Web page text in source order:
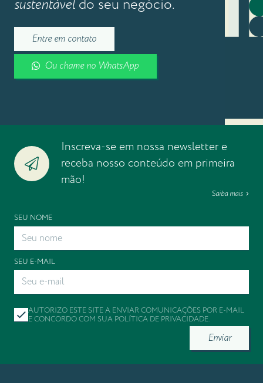
sustentável do seu negócio.
Entre em contato
Ou chame no WhatsApp
Inscreva-se em nossa newsletter e
receba nosso conteúdo em primeira
mão!
Saiba mais
SEU NOME
SEU E-MAIL
AUTORIZO ESTE SITE A ENVIAR COMUNICAÇÕES POR E-MAIL
E CONCORDO COM SUA POLÍTICA DE PRIVACIDADE.
Enviar